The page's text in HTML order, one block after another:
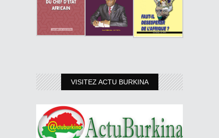
VISITEZ ACTU BURKINA